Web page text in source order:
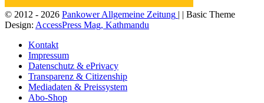
© 2012 - 2026 Pankower Allgemeine Zeitung | | Basic Theme
Design: AccessPress Mag, Kathmandu
Kontakt
Impressum
Datenschutz & ePrivacy
Transparenz & Citizenship
Mediadaten & Preissystem
Abo-Shop